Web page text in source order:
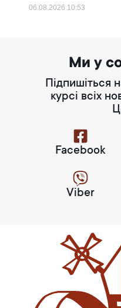
06.08.2026 10:53
Ми у
Підпишіться
курсі всіх
Facebook
Viber